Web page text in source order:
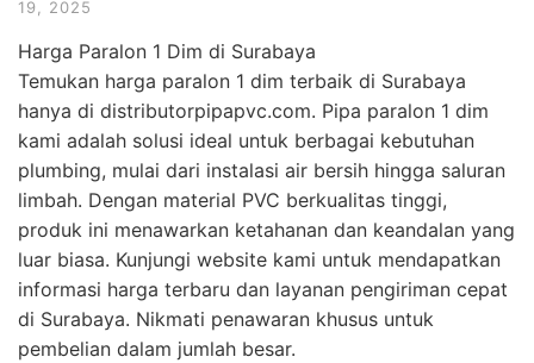
19, 2025
Harga Paralon 1 Dim di Surabaya
Temukan harga paralon 1 dim terbaik di Surabaya
hanya di distributorpipapvc.com. Pipa paralon 1 dim
kami adalah solusi ideal untuk berbagai kebutuhan
plumbing, mulai dari instalasi air bersih hingga saluran
limbah. Dengan material PVC berkualitas tinggi,
produk ini menawarkan ketahanan dan keandalan yang
luar biasa. Kunjungi website kami untuk mendapatkan
informasi harga terbaru dan layanan pengiriman cepat
di Surabaya. Nikmati penawaran khusus untuk
pembelian dalam jumlah besar.